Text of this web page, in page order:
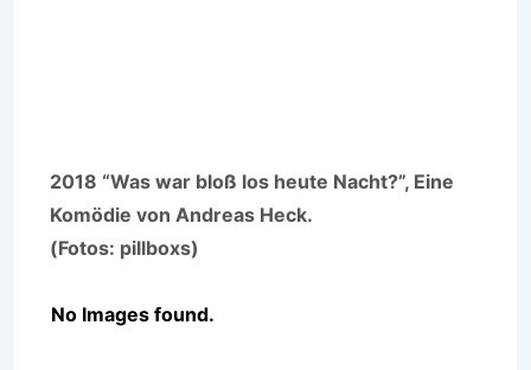
2018 “Was war bloß los heute Nacht?”, Eine
Komödie von Andreas Heck.
(Fotos: pillboxs)
No Images found.